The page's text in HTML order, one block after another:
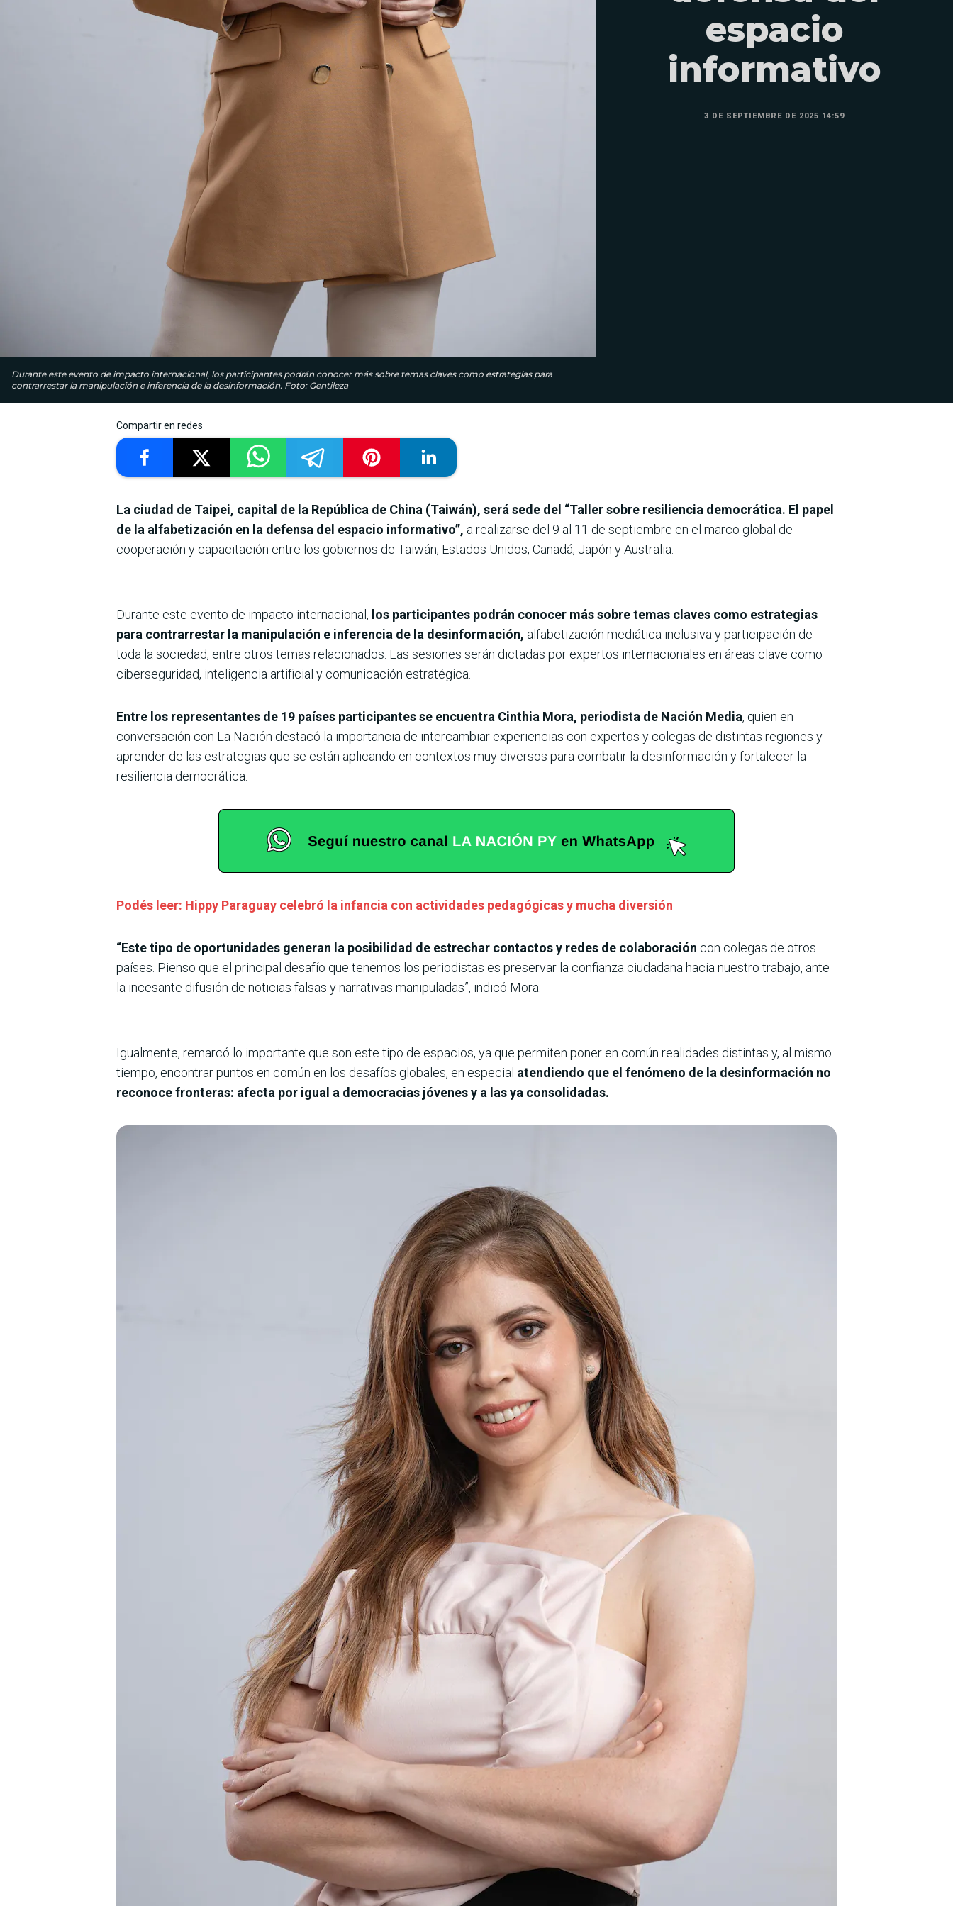
Durante este evento de impacto internacional, los participantes podrán conocer más sobre temas claves como estrategias para
contrarrestar la manipulación e inferencia de la desinformación. Foto: Gentileza
espacio
informativo
3 DE SEPTIEMBRE DE 2025 14:59
Compartir en redes
La ciudad de Taipei, capital de la República de China (Taiwán), será sede del “Taller sobre resiliencia democrática. El papel
de la alfabetización en la defensa del espacio informativo”, a realizarse del 9 al 11 de septiembre en el marco global de
cooperación y capacitación entre los gobiernos de Taiwán, Estados Unidos, Canadá, Japón y Australia.
Durante este evento de impacto internacional, los participantes podrán conocer más sobre temas claves como estrategias
para contrarrestar la manipulación e inferencia de la desinformación, alfabetización mediática inclusiva y participación de
toda la sociedad, entre otros temas relacionados. Las sesiones serán dictadas por expertos internacionales en áreas clave como
ciberseguridad, inteligencia artificial y comunicación estratégica.
Entre los representantes de 19 países participantes se encuentra Cinthia Mora, periodista de Nación Media, quien en
conversación con La Nación destacó la importancia de intercambiar experiencias con expertos y colegas de distintas regiones y
aprender de las estrategias que se están aplicando en contextos muy diversos para combatir la desinformación y fortalecer la
resiliencia democrática.
Podés leer: Hippy Paraguay celebró la infancia con actividades pedagógicas y mucha diversión
“Este tipo de oportunidades generan la posibilidad de estrechar contactos y redes de colaboración con colegas de otros
países. Pienso que el principal desafío que tenemos los periodistas es preservar la confianza ciudadana hacia nuestro trabajo, ante
la incesante difusión de noticias falsas y narrativas manipuladas”, indicó Mora.
Igualmente, remarcó lo importante que son este tipo de espacios, ya que permiten poner en común realidades distintas y, al mismo
tiempo, encontrar puntos en común en los desafíos globales, en especial atendiendo que el fenómeno de la desinformación no
reconoce fronteras: afecta por igual a democracias jóvenes y a las ya consolidadas.